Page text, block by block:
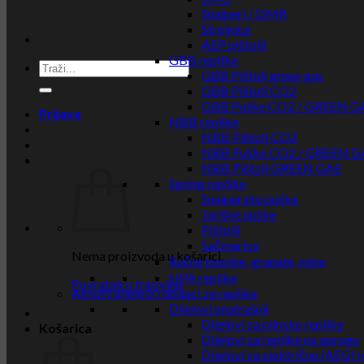
Prijava
Nema proizvoda u košarici.
Povratak u trgovinu
Košarica
Snajperi / DMR
Strojnice
AEP pištolji
GBB replike
GBB Pištolj green gas
GBB Pištolj CO2
GBB Puške CO2 / GREEN
NBB replike
NBB Pištolj CO2
NBB Puške CO2 / GREEN
NBB Pištolj GREEN GAS
Spring replike
Snajperske puške
Jurišne puške
Pištolji
Sačmarice
Ručne bombe, granate, mine
HPA replike
Airsoft dijelovi i dodaci za replike
Dijelovi unutrašnji
Dijelovi za plinske replike
Dijelovi za replike na oprugu
Dijelovi za električne (AEG)